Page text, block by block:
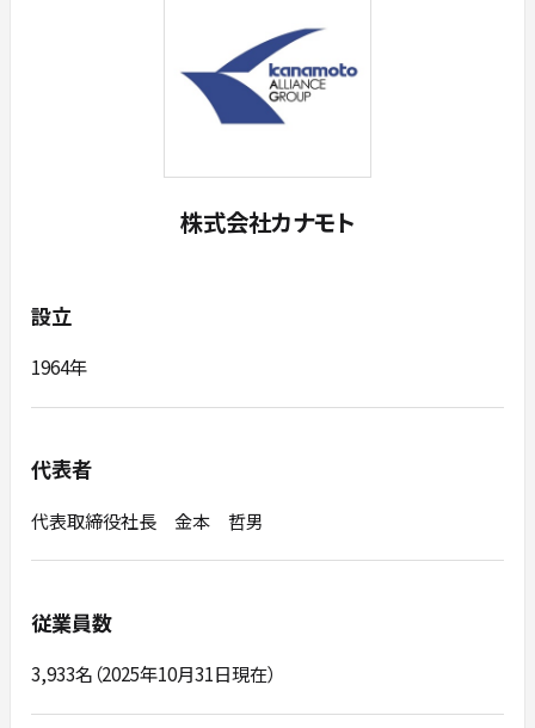
株式会社カナモト
設立
1964年
代表者
代表取締役社長 金本 哲男
従業員数
3,933名（2025年10月31日現在）